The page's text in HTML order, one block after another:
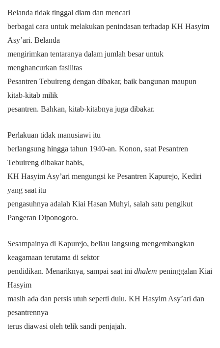
Belanda tidak tinggal diam dan mencari
berbagai cara untuk melakukan penindasan terhadap KH Hasyim
Asy’ari. Belanda
mengirimkan tentaranya dalam jumlah besar untuk
menghancurkan fasilitas
Pesantren Tebuireng dengan dibakar, baik bangunan maupun
kitab-kitab milik
pesantren. Bahkan, kitab-kitabnya juga dibakar.
Perlakuan tidak manusiawi itu
berlangsung hingga tahun 1940-an. Konon, saat Pesantren
Tebuireng dibakar habis,
KH Hasyim Asy’ari mengungsi ke Pesantren Kapurejo, Kediri
yang saat itu
pengasuhnya adalah Kiai Hasan Muhyi, salah satu pengikut
Pangeran Diponogoro.
Sesampainya di Kapurejo, beliau langsung mengembangkan
keagamaan terutama di sektor
pendidikan. Menariknya, sampai saat ini dhalem peninggalan Kiai
Hasyim
masih ada dan persis utuh seperti dulu. KH Hasyim Asy’ari dan
pesantrennya
terus diawasi oleh telik sandi penjajah.